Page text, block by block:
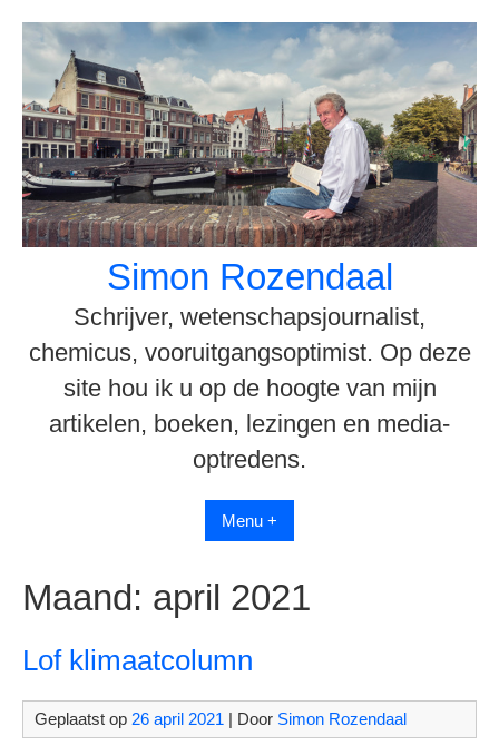
inhoud
Simon Rozendaal
Schrijver, wetenschapsjournalist,
chemicus, vooruitgangsoptimist. Op deze
site hou ik u op de hoogte van mijn
artikelen, boeken, lezingen en media-
optredens.
Menu +
Maand: april 2021
Lof klimaatcolumn
Geplaatst op 26 april 2021 | Door Simon Rozendaal